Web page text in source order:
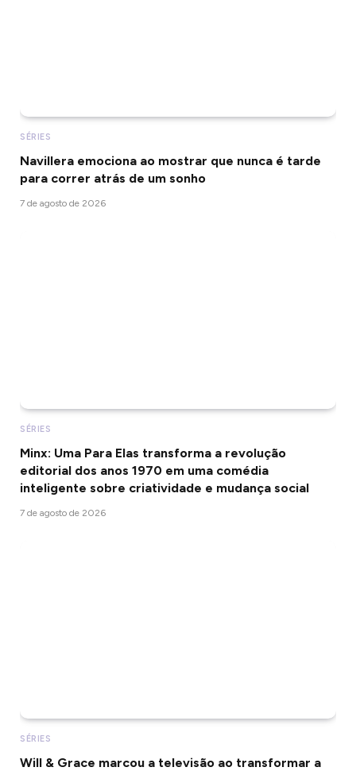
SÉRIES
Navillera emociona ao mostrar que nunca é tarde
para correr atrás de um sonho
7 de agosto de 2026
SÉRIES
Minx: Uma Para Elas transforma a revolução
editorial dos anos 1970 em uma comédia
inteligente sobre criatividade e mudança social
7 de agosto de 2026
SÉRIES
Will & Grace marcou a televisão ao transformar a